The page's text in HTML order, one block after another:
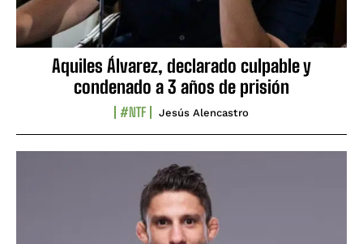
Aquiles Álvarez, declarado culpable y
condenado a 3 años de prisión
#NTF Jesús Alencastro